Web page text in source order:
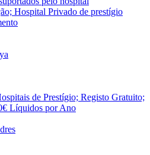
Hospital Privado de prestígio
de Prestígio; Registo Gratuito;
Líquidos por Ano